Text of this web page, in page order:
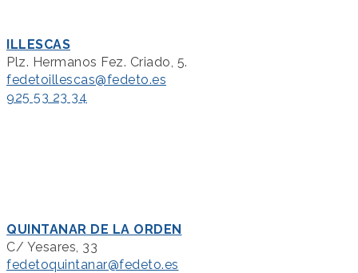
ILLESCAS
Plz. Hermanos Fez. Criado, 5.
fedetoillescas@fedeto.es
925 53 23 34
QUINTANAR DE LA ORDEN
C/ Yesares, 33
fedetoquintanar@fedeto.es